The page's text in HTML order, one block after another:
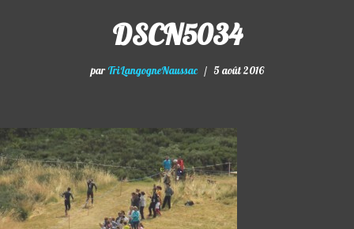
DSCN5034
par TriLangogneNaussac 5 août 2016